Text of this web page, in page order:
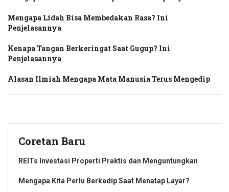
Mengapa Lidah Bisa Membedakan Rasa? Ini
Penjelasannya
Kenapa Tangan Berkeringat Saat Gugup? Ini
Penjelasannya
Alasan Ilmiah Mengapa Mata Manusia Terus Mengedip
Coretan Baru
REITs Investasi Properti Praktis dan Menguntungkan
Mengapa Kita Perlu Berkedip Saat Menatap Layar?